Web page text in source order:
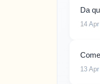
Da
14
13